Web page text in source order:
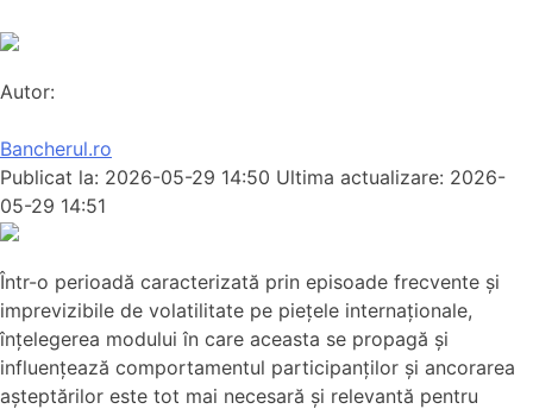
Autor:
Bancherul.ro
Publicat la: 2026-05-29 14:50 Ultima actualizare: 2026-
05-29 14:51
Într-o perioadă caracterizată prin episoade frecvente și
imprevizibile de volatilitate pe piețele internaționale,
înțelegerea modului în care aceasta se propagă și
influențează comportamentul participanților și ancorarea
așteptărilor este tot mai necesară și relevantă pentru